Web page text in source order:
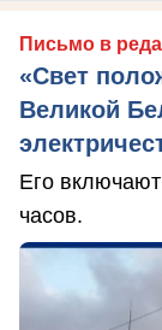
Письмо в
«Свет
Великой
Его
часов.